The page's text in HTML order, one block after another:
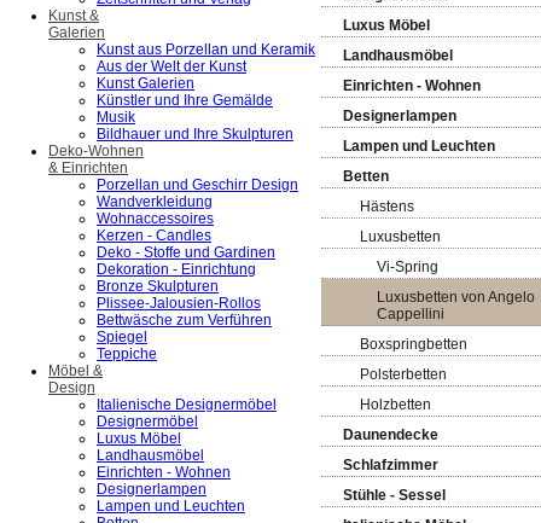
Kunst &
Galerien
Kunst aus Porzellan und Keramik
Aus der Welt der Kunst
Kunst Galerien
Künstler und Ihre Gemälde
Musik
Bildhauer und Ihre Skulpturen
Deko-Wohnen
& Einrichten
Porzellan und Geschirr Design
Wandverkleidung
Wohnaccessoires
Kerzen - Candles
Deko - Stoffe und Gardinen
Dekoration - Einrichtung
Bronze Skulpturen
Plissee-Jalousien-Rollos
Bettwäsche zum Verführen
Spiegel
Teppiche
Möbel &
Design
Italienische Designermöbel
Designermöbel
Luxus Möbel
Landhausmöbel
Einrichten - Wohnen
Designerlampen
Lampen und Leuchten
Luxus Möbel
Landhausmöbel
Einrichten - Wohnen
Designerlampen
Lampen und Leuchten
Betten
Hästens
Luxusbetten
Vi-Spring
Luxusbetten von Angelo
Cappellini
Boxspringbetten
Polsterbetten
Holzbetten
Daunendecke
Schlafzimmer
Stühle - Sessel